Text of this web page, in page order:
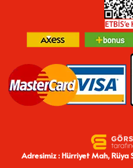
Adresimiz : Hürriyet Mah,